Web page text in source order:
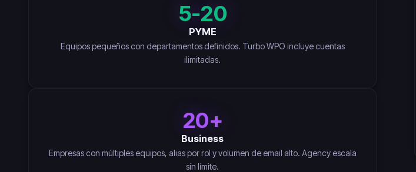
5-20
PYME
Equipos pequeños con departamentos definidos. Turbo WPO incluye cuentas
ilimitadas.
20+
Business
Empresas con múltiples equipos, alias por rol y volumen de email alto. Agency escala
sin límite.